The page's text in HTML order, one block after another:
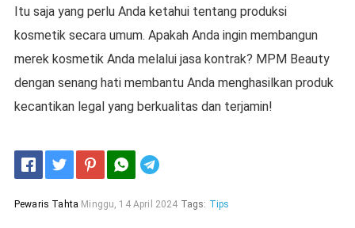
Itu saja yang perlu Anda ketahui tentang produksi
kosmetik secara umum. Apakah Anda ingin membangun
merek kosmetik Anda melalui jasa kontrak? MPM Beauty
dengan senang hati membantu Anda menghasilkan produk
kecantikan legal yang berkualitas dan terjamin!
Pewaris Tahta Minggu, 14 April 2024 Tags: Tips